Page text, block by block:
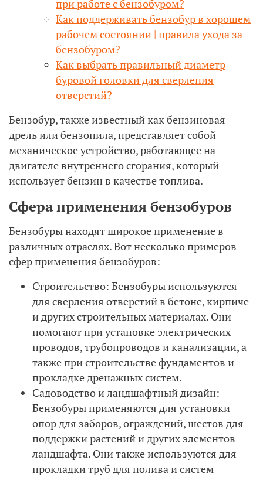
при работе с бензобуром?
Как поддерживать бензобур в хорошем
рабочем состоянии | правила ухода за
бензобуром?
Как выбрать правильный диаметр
буровой головки для сверления
отверстий?
Бензобур, также известный как бензиновая
дрель или бензопила, представляет собой
механическое устройство, работающее на
двигателе внутреннего сгорания, который
использует бензин в качестве топлива.
Сфера применения бензобуров
Бензобуры находят широкое применение в
различных отраслях. Вот несколько примеров
сфер применения бензобуров:
Строительство: Бензобуры используются
для сверления отверстий в бетоне, кирпиче
и других строительных материалах. Они
помогают при установке электрических
проводов, трубопроводов и канализации, а
также при строительстве фундаментов и
прокладке дренажных систем.
Садоводство и ландшафтный дизайн:
Бензобуры применяются для установки
опор для заборов, ограждений, шестов для
поддержки растений и других элементов
ландшафта. Они также используются для
прокладки труб для полива и систем